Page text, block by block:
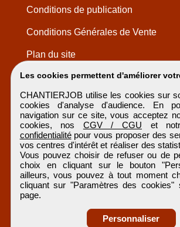
Les cookies permettent d'améliorer
CHANTIERJOB utilise les cookies sur
cookies d'analyse d'audience. En
navigation sur ce site, vous acceptez
cookies, nos CGV / CGU et
confidentialitépour vous proposer des
vos centres d'intérêt et réaliser des
Vous pouvez choisir de refuser ou de
choix en cliquant sur le bouton
ailleurs, vous pouvez à tout moment
cliquant sur "Paramètres des cookies"
page.
Personnaliser
Conditions de publication
Conditions Générales de Vente
Plan du site